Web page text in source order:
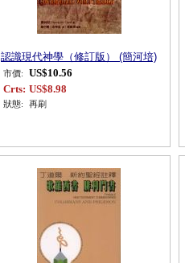
認識現代神學（修訂版） (簡河培)
市價:
US$10.56
Crts: US$8.98
狀態: 再刷